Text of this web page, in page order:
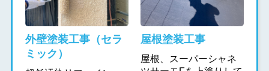
外壁塗装工事（セラ
ミック）
屋根塗装工事
屋根、スーパーシャネ